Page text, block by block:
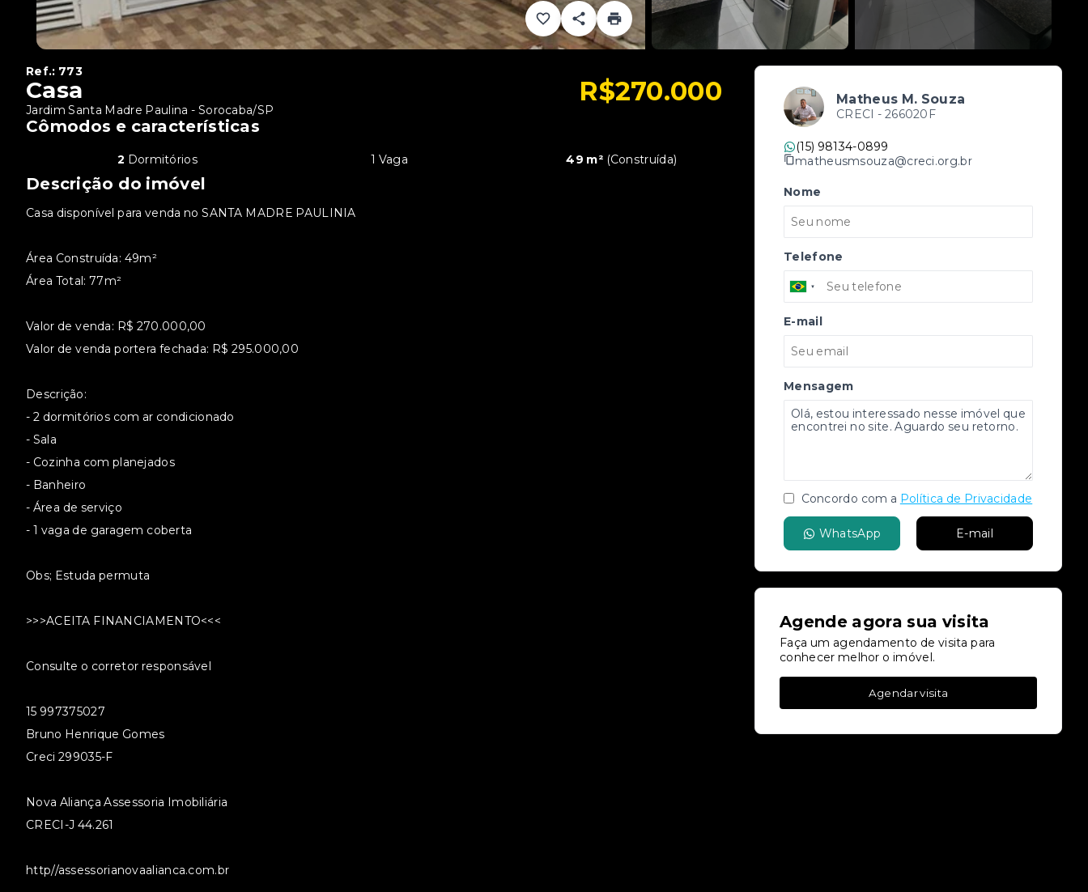
Ref.: 773
Casa
Jardim Santa Madre Paulina - Sorocaba/SP
R$270.000
Cômodos e características
2 Dormitórios 1 Vaga 49 m² (Construída)
Descrição do imóvel
Casa disponível para venda no SANTA MADRE PAULINIA
Área Construída: 49m²
Área Total: 77m²
Valor de venda: R$ 270.000,00
Valor de venda portera fechada: R$ 295.000,00
Descrição:
- 2 dormitórios com ar condicionado
- Sala
- Cozinha com planejados
- Banheiro
- Área de serviço
- 1 vaga de garagem coberta
Obs; Estuda permuta
>>>ACEITA FINANCIAMENTO<<<
Consulte o corretor responsável
15 997375027
Bruno Henrique Gomes
Creci 299035-F
Nova Aliança Assessoria Imobiliária
CRECI-J 44.261
http//assessorianovaalianca.com.br
Matheus M. Souza
CRECI - 266020F
(15) 98134-0899
matheusmsouza@creci.org.br
Nome
Telefone
E-mail
Mensagem
Concordo com a Política de Privacidade
WhatsApp E-mail
Agende agora sua visita
Faça um agendamento de visita para
conhecer melhor o imóvel.
Agendar visita